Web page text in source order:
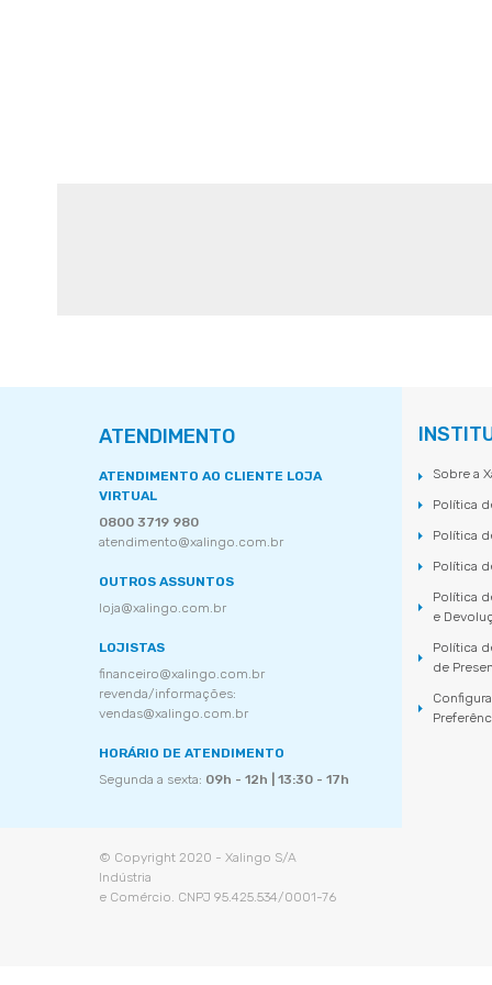
ATENDIMENTO
ATENDIMENTO AO CLIENTE LOJA
VIRTUAL
0800 3719 980
atendimento@xalingo.com.br
OUTROS ASSUNTOS
loja@xalingo.com.br
LOJISTAS
financeiro@xalingo.com.br
revenda/informações:
vendas@xalingo.com.br
HORÁRIO DE ATENDIMENTO
Segunda a sexta: 09h - 12h | 13:30 - 17h
Sobre a
Política
Política
Política
Política
e
Política
de
© Copyright 2020 - Xalingo S/A
Indústria
e Comércio. CNPJ 95.425.534/0001-76